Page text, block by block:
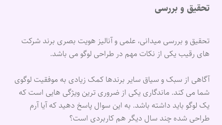
تحقیق و بررسی
تحقیق و بررسی میدانی، علمی و آنالیز هویت بصری برند شرکت
های رقیب یکی از نکات مهم در طراحی لوگو می باشد.
آگاهی از سبک و سیاق سایر برندها کمک زیادی به موفقیت لوگوی
شما می کند. ماندگاری یکی از ضروری ترین ویژگی هایی است که
یک لوگو باید داشته باشد. به این سوال پاسخ دهید که آیا آرم
طراحی شده چند سال دیگر هم کاربردی است؟